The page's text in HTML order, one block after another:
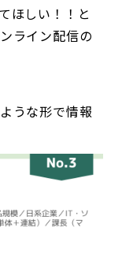
ほしい！！と
ライン配信の
うな形で情報